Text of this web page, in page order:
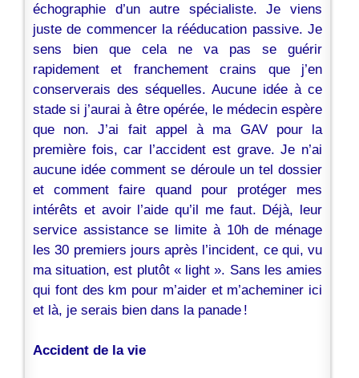
échographie d’un autre spécialiste. Je viens
juste de commencer la rééducation passive. Je
sens bien que cela ne va pas se guérir
rapidement et franchement crains que j’en
conserverais des séquelles. Aucune idée à ce
stade si j’aurai à être opérée, le médecin espère
que non. J’ai fait appel à ma GAV pour la
première fois, car l’accident est grave. Je n’ai
aucune idée comment se déroule un tel dossier
et comment faire quand pour protéger mes
intérêts et avoir l’aide qu’il me faut. Déjà, leur
service assistance se limite à 10h de ménage
les 30 premiers jours après l’incident, ce qui, vu
ma situation, est plutôt « light ». Sans les amies
qui font des km pour m’aider et m’acheminer ici
et là, je serais bien dans la panade !
Accident de la vie